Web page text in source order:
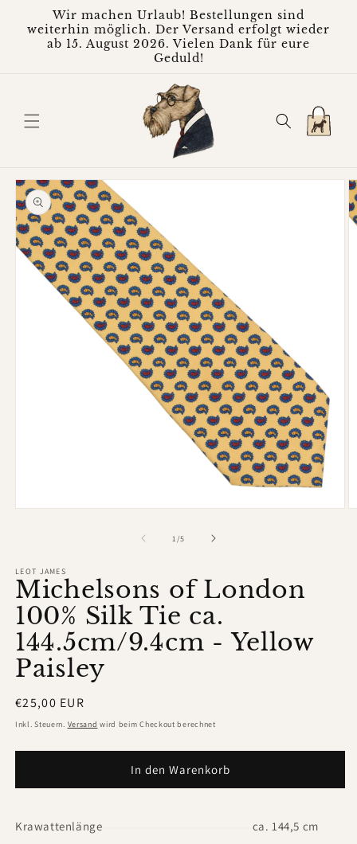
Inhalt
Wir machen Urlaub! Bestellungen sind
weiterhin möglich. Der Versand erfolgt wieder
ab 15. August 2026. Vielen Dank für eure
Geduld!
Warenkorb
1 /von
5
LEOT JAMES
Michelsons of London
100% Silk Tie ca.
144.5cm/9.4cm - Yellow
Paisley
Normaler
Preis
€25,00 EUR
Inkl. Steuern. Versand wird beim Checkout berechnet
In den Warenkorb
Krawattenlänge
ca. 144,5 cm